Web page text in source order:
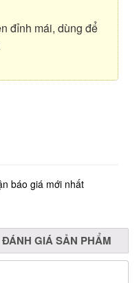
đỉnh mái, dùng để
báo giá mới nhất
ĐÁNH GIÁ SẢN PHẨM